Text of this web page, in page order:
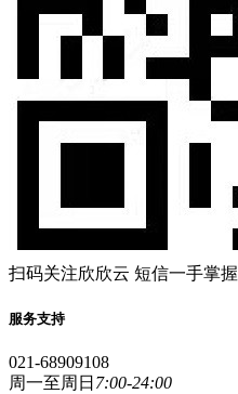
扫码关注欣欣云 短信一手掌握
服务支持
021-68909108
周一至周日 7:00-24:00